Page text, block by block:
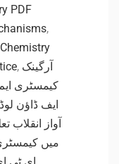
PDF
,
, آرگینک
کیمسٹری
ایف ڈاؤن لوڈ
آواز انقلاب
میں